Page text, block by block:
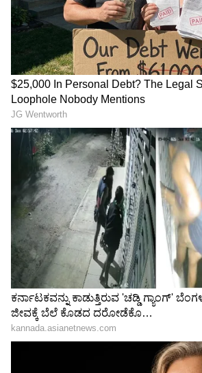
ವಿಶ್ವದರ್ಜೆಯ ಎಐ ಸಿಟಿಯಾಗಿ
ಬಿಡದಿ ಅಭಿವೃದ್ಧಿ: ಮುಖ್ಯಮಂತ್ರಿ
ಡಿಕೆಶಿ, ರೈತರಿಗೆ ಬಂಪರ್ ಆಫರ್!
ರಾಯಣ್ಣ
LATEST VIDEOS
"ರಾಜಕೀಯ ಬೇಡ, ಸಿನಿಮಾನೇ
ಕನಕೋತ್ಸವದಲ್ಲಿ ರಿಷಬ್ ಶೆಟ್ಟಿ |
Shetty speech | Suvarna News
ಶೇ.50 ರಿಂದ ಶೇ.18 ಕ್ಕೆ TAX ಇಳಿಕೆ:
ಟ್ರಂಪ್ ಐತಿಹಾಸಿಕ ಒಪ್ಪಂದ | India
Trade Deal | Party Rounds